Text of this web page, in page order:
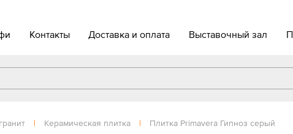
Контакты Доставка и оплата Выставочный зал
| Керамическая плитка | Плитка Primavera Гипноз серый